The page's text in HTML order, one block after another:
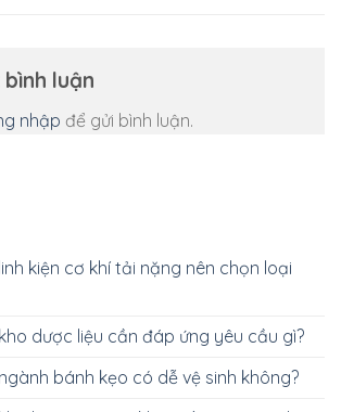
luận
nhập để gửi bình luận.
kiện cơ khí tải nặng nên chọn loại
dược liệu cần đáp ứng yêu cầu gì?
bánh kẹo có dễ vệ sinh không?